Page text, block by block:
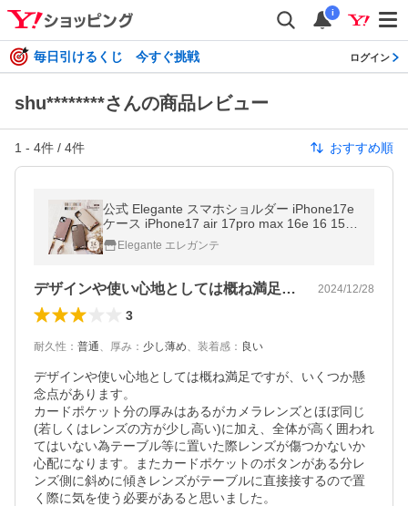
i
毎日引けるくじ 今すぐ挑戦 ログイン
shu********さんの商品レビュー
1 - 4件 / 4件 おすすめ順
公式 Elegante スマホショルダー iPhone17e
ケース iPhone17 air 17pro max 16e 16 15 1
4 スマホケース iPhone se 第3世代 ショルダ
ー アイフォン ケース YH TJ
Elegante エレガンテ
デザインや使い心地としては概ね満足です… 2024/12/28
3
耐久性 ： 普通、 厚み ： 少し薄め、 装着感 ： 良い
デザインや使い心地としては概ね満足ですが、いくつか懸
念点があります。
カードポケット分の厚みはあるがカメラレンズとほぼ同じ
(若しくはレンズの方が少し高い)に加え、全体が高く囲われ
てはいない為テーブル等に置いた際レンズが傷つかないか
心配になります。またカードポケットのボタンがある分レ
ンズ側に斜めに傾きレンズがテーブルに直接接するので置
く際に気を使う必要があると思いました。